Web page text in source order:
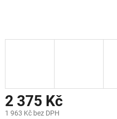
2 375 Kč
1 963 Kč bez DPH